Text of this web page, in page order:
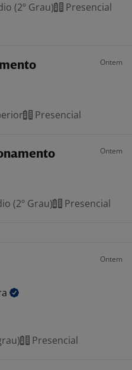
(2º Grau)
Presencial
Ontem
Presencial
Ontem
(2º Grau) Presencial
Ontem
Presencial